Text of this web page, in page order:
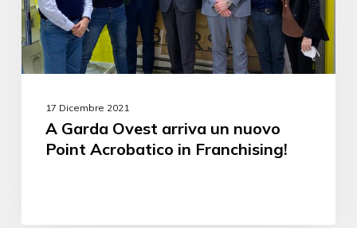
17 Dicembre 2021
A Garda Ovest arriva un nuovo
Point Acrobatico in Franchising!